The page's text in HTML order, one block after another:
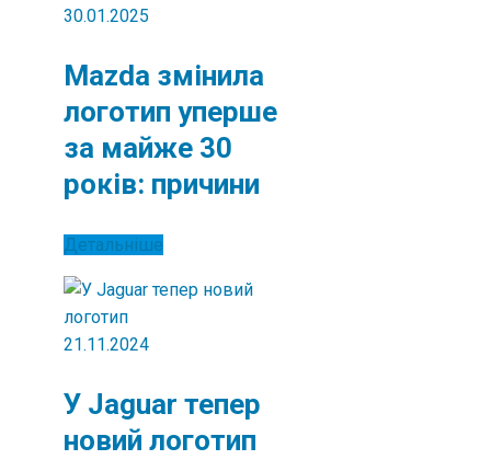
30.01.2025
Mazda змінила
логотип уперше
за майже 30
років: причини
Детальніше
21.11.2024
У Jaguar тепер
новий логотип